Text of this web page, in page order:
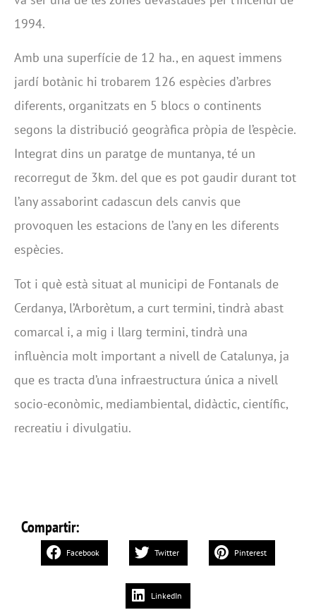
1994.
Amb una superfície de 12 ha., en aquest immens
jardí botànic hi trobarem 126 espècies d’arbres
diferents, organitzats en 5 blocs o continents
segons la distribució geogràfica pròpia de l’espècie.
Integrat dins un paratge de muntanya, té un
recorregut de 3km. del que es pot gaudir durant tot
l’any assaborint cadascun dels canvis que
provoquen les estacions de l’any en les diferents
espècies.
Tot i què està situat al municipi de Fontanals de
Cerdanya, l’Arborètum, a curt termini, tindrà abast
comarcal i, a mig i llarg termini, tindrà una
influència molt important a nivell de Catalunya, ja
que es tracta d’una infraestructura única a nivell
socio-econòmic, mediambiental, didàctic, científic,
recreatiu i divulgatiu.
Compartir:
Facebook Twitter Pinterest
LinkedIn